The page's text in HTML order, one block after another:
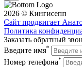
2026 © Кингисепп
Сайт продвигает
Политика
Заказать обратный
Введите имя*
Номер телефона*